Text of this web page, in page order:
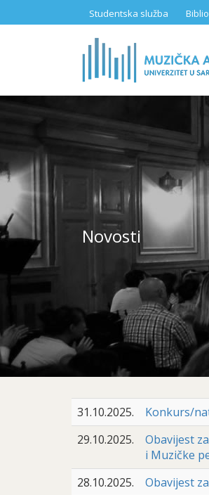
Studentska služba
Novosti
31.10.2025.
Konkurs/
29.10.2025.
Obavijest
i Muzičke
28.10.2025.
Obavijest